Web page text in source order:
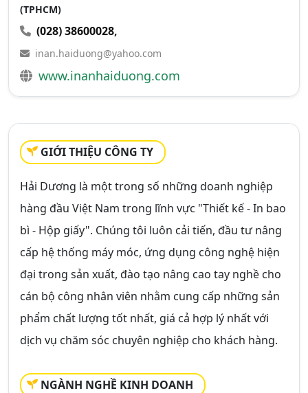
(TPHCM)
(028) 38600028,
inan.haiduong@yahoo.com
www.inanhaiduong.com
GIỚI THIỆU CÔNG TY
Hải Dương là một trong số những doanh nghiệp
hàng đầu Việt Nam trong lĩnh vực "Thiết kế - In bao
bì - Hộp giấy". Chúng tôi luôn cải tiến, đầu tư nâng
cấp hệ thống máy móc, ứng dụng công nghệ hiện
đại trong sản xuất, đào tạo nâng cao tay nghề cho
cán bộ công nhân viên nhằm cung cấp những sản
phẩm chất lượng tốt nhất, giá cả hợp lý nhất với
dịch vụ chăm sóc chuyên nghiệp cho khách hàng.
NGÀNH NGHỀ KINH DOANH